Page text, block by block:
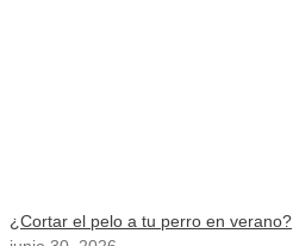
¿Cortar el pelo a tu perro en verano?